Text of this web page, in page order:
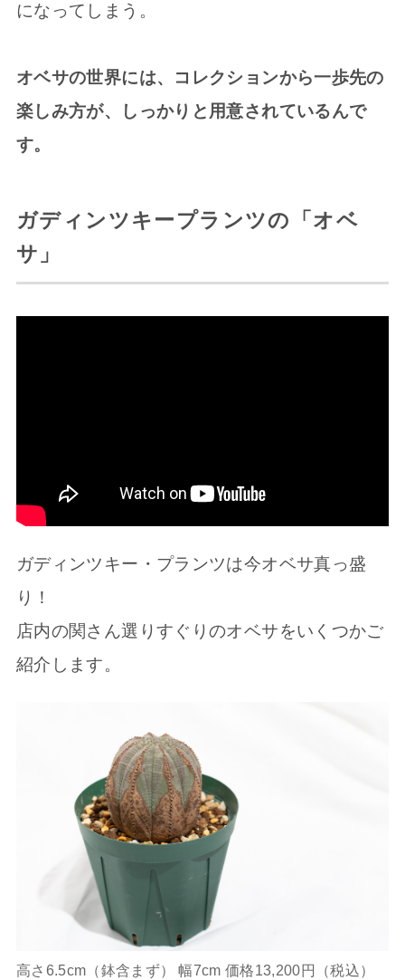
になってしまう。
オベサの世界には、コレクションから一歩先の
楽しみ方が、しっかりと用意されているんで
す。
ガディンツキープランツの「オベ
サ」
ガディンツキー・プランツは今オベサ真っ盛
り！
店内の関さん選りすぐりのオベサをいくつかご
紹介します。
高さ6.5cm（鉢含まず） 幅7cm 価格13,200円（税込）